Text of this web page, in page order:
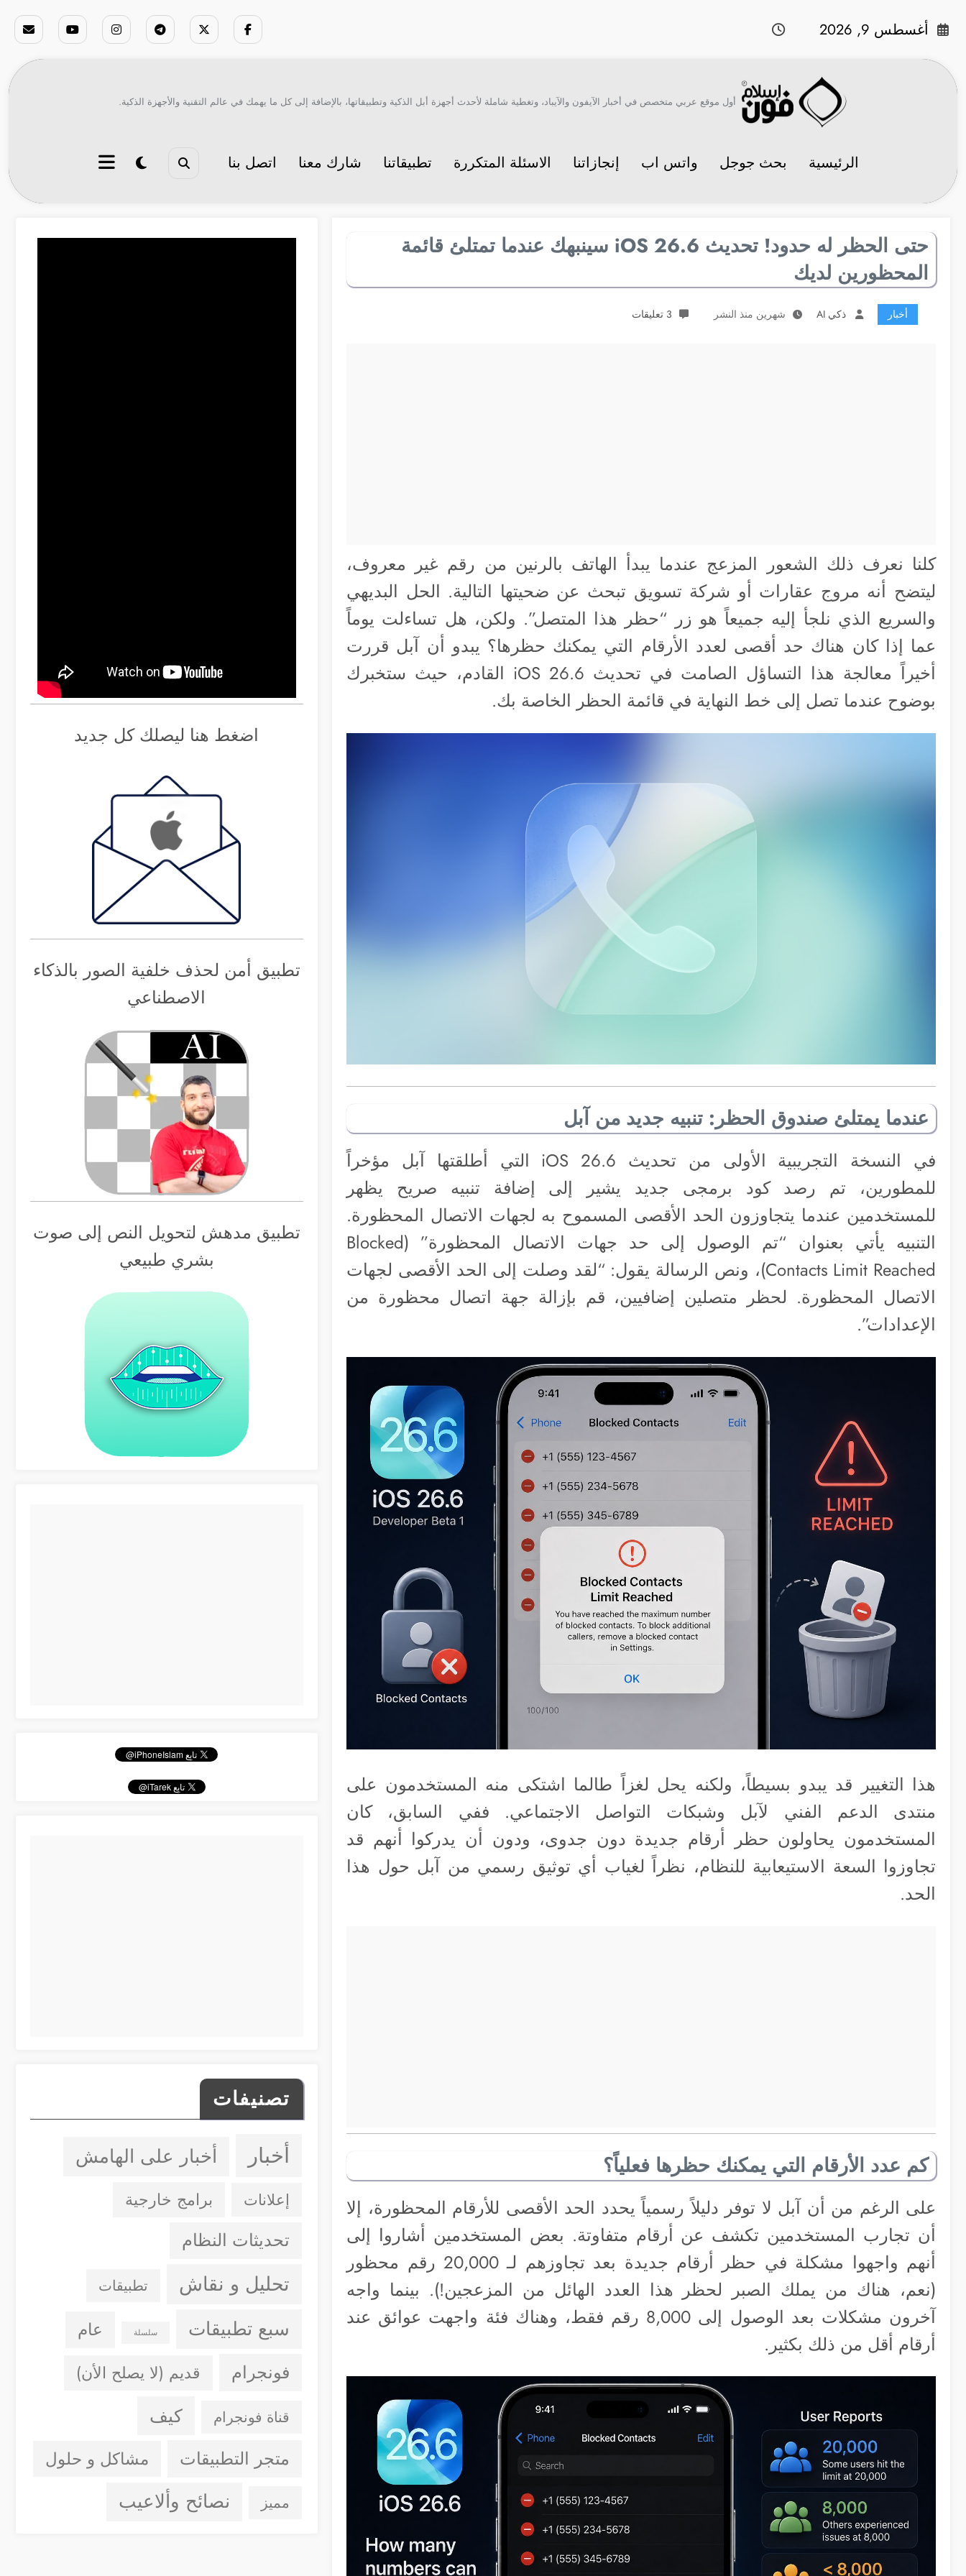
أغسطس 9, 2026
أول موقع عربي متخصص في أخبار الآيفون والآيباد، وتغطية شاملة لأحدث أجهزة أبل الذكية وتطبيقاتها، بالإضافة إلى كل ما يهمك في عالم التقنية والأجهزة الذكية.
الرئيسية بحث جوجل واتس اب إنجازاتنا الاسئلة المتكررة تطبيقاتنا شارك معنا اتصل بنا
حتى الحظر له حدود! تحديث iOS 26.6 سينبهك عندما تمتلئ قائمة
المحظورين لديك
أخبار ذكي AI شهرين منذ النشر 3 تعليقات
كلنا نعرف ذلك الشعور المزعج عندما يبدأ الهاتف بالرنين من رقم غير معروف،
ليتضح أنه مروج عقارات أو شركة تسويق تبحث عن ضحيتها التالية. الحل البديهي
والسريع الذي نلجأ إليه جميعاً هو زر “حظر هذا المتصل”. ولكن، هل تساءلت يوماً
عما إذا كان هناك حد أقصى لعدد الأرقام التي يمكنك حظرها؟ يبدو أن آبل قررت
أخيراً معالجة هذا التساؤل الصامت في تحديث iOS 26.6 القادم، حيث ستخبرك
بوضوح عندما تصل إلى خط النهاية في قائمة الحظر الخاصة بك.
عندما يمتلئ صندوق الحظر: تنبيه جديد من آبل
في النسخة التجريبية الأولى من تحديث iOS 26.6 التي أطلقتها آبل مؤخراً
للمطورين، تم رصد كود برمجى جديد يشير إلى إضافة تنبيه صريح يظهر
للمستخدمين عندما يتجاوزون الحد الأقصى المسموح به لجهات الاتصال المحظورة.
التنبيه يأتي بعنوان “تم الوصول إلى حد جهات الاتصال المحظورة” (Blocked
Contacts Limit Reached)، ونص الرسالة يقول: “لقد وصلت إلى الحد الأقصى لجهات
الاتصال المحظورة. لحظر متصلين إضافيين، قم بإزالة جهة اتصال محظورة من
الإعدادات”.
هذا التغيير قد يبدو بسيطاً، ولكنه يحل لغزاً طالما اشتكى منه المستخدمون على
منتدى الدعم الفني لآبل وشبكات التواصل الاجتماعي. ففي السابق، كان
المستخدمون يحاولون حظر أرقام جديدة دون جدوى، ودون أن يدركوا أنهم قد
تجاوزوا السعة الاستيعابية للنظام، نظراً لغياب أي توثيق رسمي من آبل حول هذا
الحد.
كم عدد الأرقام التي يمكنك حظرها فعلياً؟
على الرغم من أن آبل لا توفر دليلاً رسمياً يحدد الحد الأقصى للأرقام المحظورة، إلا
أن تجارب المستخدمين تكشف عن أرقام متفاوتة. بعض المستخدمين أشاروا إلى
أنهم واجهوا مشكلة في حظر أرقام جديدة بعد تجاوزهم لـ 20,000 رقم محظور
(نعم، هناك من يملك الصبر لحظر هذا العدد الهائل من المزعجين!). بينما واجه
آخرون مشكلات بعد الوصول إلى 8,000 رقم فقط، وهناك فئة واجهت عوائق عند
أرقام أقل من ذلك بكثير.
اضغط هنا ليصلك كل جديد
تطبيق أمن لحذف خلفية الصور بالذكاء
الاصطناعي
تطبيق مدهش لتحويل النص إلى صوت
بشري طبيعي
تصنيفات
أخبار أخبار على الهامش
إعلانات برامج خارجية
تحديثات النظام
تحليل و نقاش تطبيقات
سبع تطبيقات سلسلة عام
فونجرام قديم (لا يصلح الأن)
قناة فونجرام كيف
متجر التطبيقات مشاكل و حلول
مميز نصائح وألاعيب